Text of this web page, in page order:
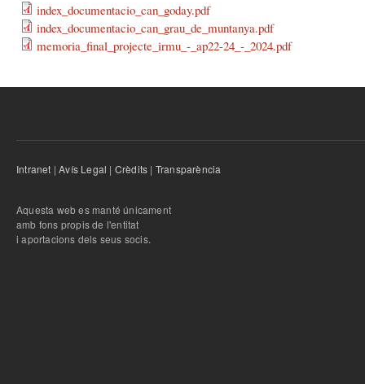
index_documentacio_can_goday.pdf
index_documentacio_can_grau_de_muntanya.pdf
memoria_final_projecte_irmu_-_ap22-24_-_2024.pdf
Intranet |Avís Legal | Crèdits | Transparència
Aquesta web es manté únicament
amb fons propis de l'entitat
i aportacions dels seus socis.